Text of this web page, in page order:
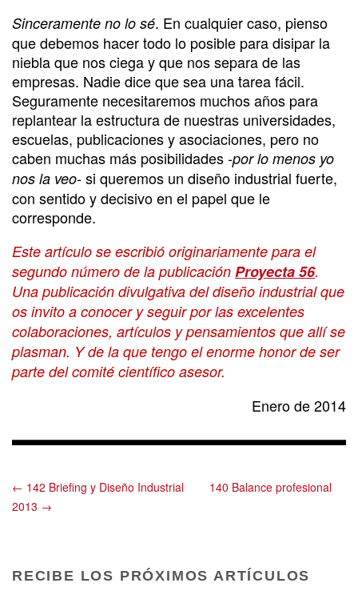
Sinceramente no lo sé. En cualquier caso, pienso
que debemos hacer todo lo posible para disipar la
niebla que nos ciega y que nos separa de las
empresas. Nadie dice que sea una tarea fácil.
Seguramente necesitaremos muchos años para
replantear la estructura de nuestras universidades,
escuelas, publicaciones y asociaciones, pero no
caben muchas más posibilidades -por lo menos yo
nos la veo- si queremos un diseño industrial fuerte,
con sentido y decisivo en el papel que le
corresponde.
Este artículo se escribió originariamente para el
segundo número de la publicación Proyecta 56.
Una publicación divulgativa del diseño industrial que
os invito a conocer y seguir por las excelentes
colaboraciones, artículos y pensamientos que allí se
plasman. Y de la que tengo el enorme honor de ser
parte del comité científico asesor.
Enero de 2014
← 142 Briefing y Diseño Industrial
140 Balance profesional
2013 →
RECIBE LOS PRÓXIMOS ARTÍCULOS